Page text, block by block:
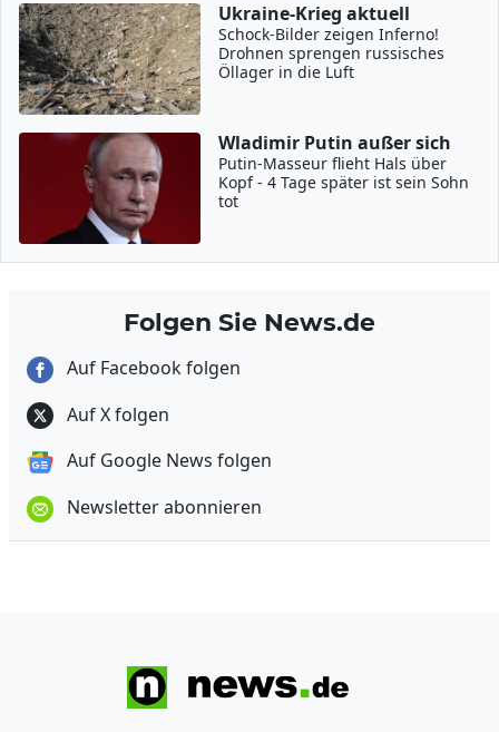
Ukraine-Krieg aktuell
Schock-Bilder zeigen Inferno!
Drohnen sprengen russisches
Öllager in die Luft
Wladimir Putin außer sich
Putin-Masseur flieht Hals über
Kopf - 4 Tage später ist sein Sohn
tot
Folgen Sie News.de
Auf Facebook folgen
Auf X folgen
Auf Google News folgen
Newsletter abonnieren